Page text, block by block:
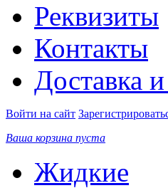
Реквизиты
Контакты
Доставка
Войти на сайт
Ваша корзина пуста
Жидкие